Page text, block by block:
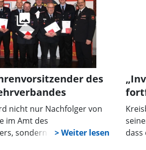
des
nicht nur Nachfolger von
im Amt des
sondern auch in dem
dass